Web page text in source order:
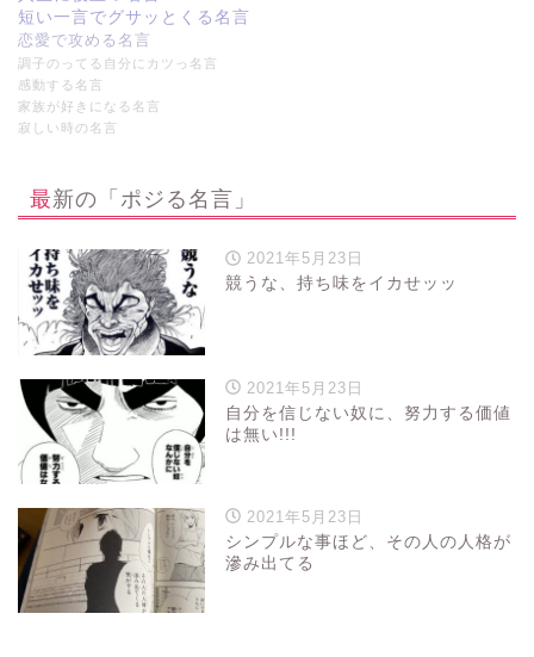
短い一言でグサッとくる名言
恋愛で攻める名言
調子のってる自分にカツっ名言
感動する名言
家族が好きになる名言
寂しい時の名言
最新の「ポジる名言」
2021年5月23日
競うな、持ち味をイカせッッ
2021年5月23日
自分を信じない奴に、努力する価値
は無い!!!
2021年5月23日
シンプルな事ほど、その人の人格が
滲み出てる